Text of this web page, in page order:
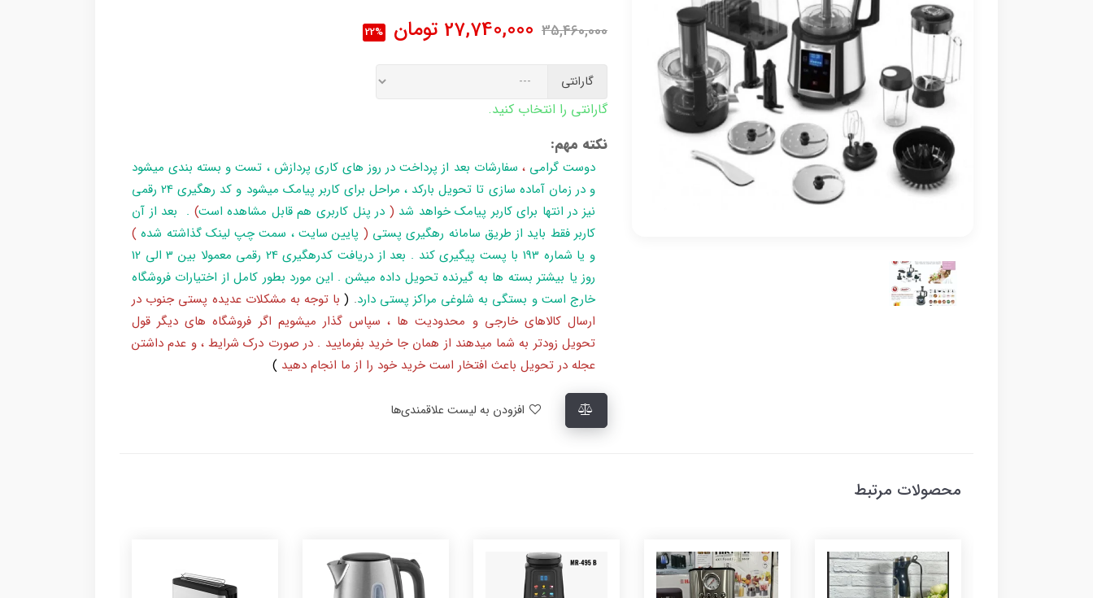
35,460,000
27,740,000 تومان 22%
گارانتی
گارانتی را انتخاب کنید.
نکته مهم:
دوست گرامی، سفارشات بعد از پرداخت در روز های کاری پردازش ، تست و بسته بندی میشود
و در زمان آماده سازی تا تحویل بارکد ، مراحل برای کاربر پیامک میشود و کد رهگیری 24 رقمی
نیز در انتها برای کاربر پیامک خواهد شد ( در پنل کاربری هم قابل مشاهده است) . بعد از آن
کاربر فقط باید از طریق سامانه رهگیری پستی ( پایین سایت ، سمت چپ لینک گذاشته شده )
و یا شماره 193 با پست پیگیری کند . بعد از دریافت کدرهگیری 24 رقمی معمولا بین 3 الی 12
روز یا بیشتر بسته ها به گیرنده تحویل داده میشن . این مورد بطور کامل از اختیارات فروشگاه
خارج است و بستگی به شلوغی مراکز پستی دارد.
(با توجه به مشکلات عدیده پستی جنوب در
ارسال کالاهای خارجی و محدودیت ها ، سپاس گذار میشویم اگر فروشگاه های دیگر قول
تحویل زودتر به شما میدهند از همان جا خرید بفرمایید . در صورت درک شرایط ، و عدم داشتن
عجله در تحویل باعث افتخار است خرید خود را از ما انجام دهید )
محصولات مرتبط